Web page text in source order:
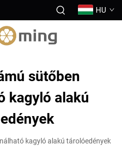
HU
sütőben
kagyló alakú
kagyló alakú tárolóedények